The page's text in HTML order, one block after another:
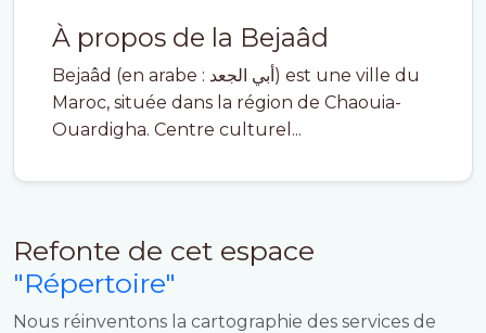
À propos de la Bejaâd
Bejaâd (en arabe : أبي الجعد) est une ville du
Maroc, située dans la région de Chaouia-
Ouardigha. Centre culturel...
Refonte de cet espace
"Répertoire"
Nous réinventons la cartographie des services de